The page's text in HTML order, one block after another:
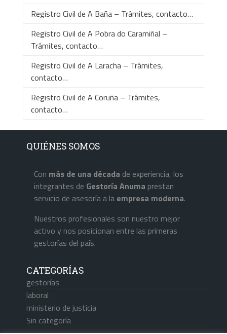
Registro Civil de A Baña – Trámites, contacto…
Registro Civil de A Pobra do Caramiñal –
Trámites, contacto…
Registro Civil de A Laracha – Trámites,
contacto…
Registro Civil de A Coruña – Trámites,
contacto…
QUIÉNES SOMOS
Con más de una década de experiencia, los
integrantes de Gestoría Anuma prestan
servicio de asesoría a la empresa moderna.
Nuestros profesionales son nuestro mejor
activo y nos posicionan entre las primeras
gestorías del país.
CATEGORÍAS
gestorías
laboral
ministerio de justicia
Sin categoría